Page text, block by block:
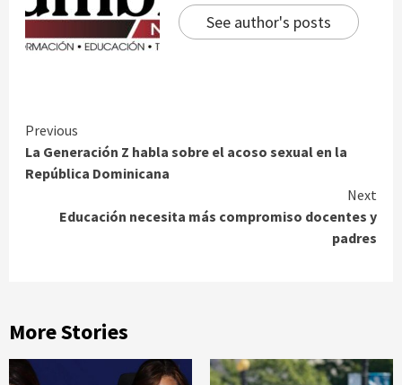
See author's posts
Continue
Reading
Previous
La Generación Z habla sobre el acoso sexual en la
República Dominicana
Next
Educación necesita más compromiso docentes y
padres
More Stories